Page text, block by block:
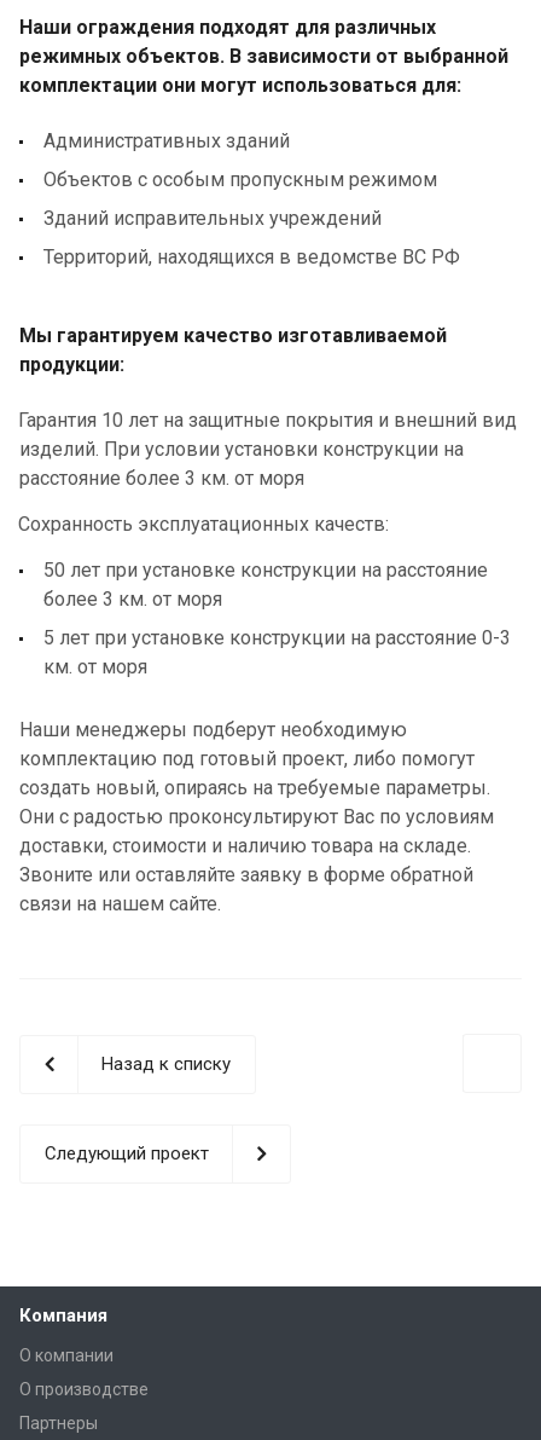
Наши ограждения подходят для различных
режимных объектов. В зависимости от выбранной
комплектации они могут использоваться для:
Административных зданий
Объектов с особым пропускным режимом
Зданий исправительных учреждений
Территорий, находящихся в ведомстве ВС РФ
Мы гарантируем качество изготавливаемой
продукции:
Гарантия 10 лет на защитные покрытия и внешний вид
изделий. При условии установки конструкции на
расстояние более 3 км. от моря
Сохранность эксплуатационных качеств:
50 лет при установке конструкции на расстояние
более 3 км. от моря
5 лет при установке конструкции на расстояние 0-3
км. от моря
Наши менеджеры подберут необходимую
комплектацию под готовый проект, либо помогут
создать новый, опираясь на требуемые параметры.
Они с радостью проконсультируют Вас по условиям
доставки, стоимости и наличию товара на складе.
Звоните или оставляйте заявку в форме обратной
связи на нашем сайте.
Назад к списку
Следующий проект
Компания
О компании
О производстве
Партнеры